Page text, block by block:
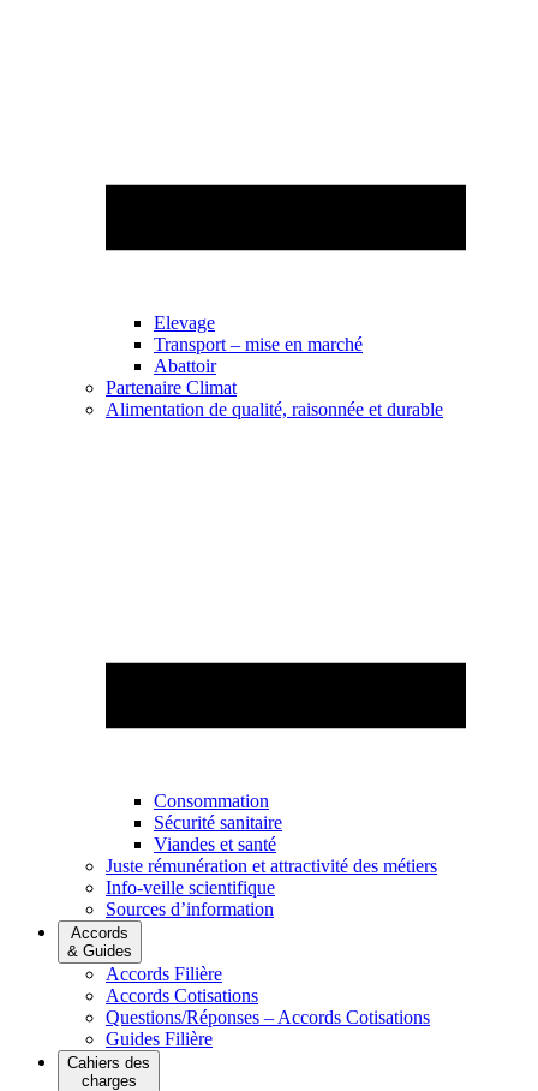
Elevage
Transport – mise en marché
Abattoir
Partenaire Climat
Alimentation de qualité, raisonnée et durable
Consommation
Sécurité sanitaire
Viandes et santé
Juste rémunération et attractivité des métiers
Info-veille scientifique
Sources d’information
Accords
& Guides
Accords Filière
Accords Cotisations
Questions/Réponses – Accords Cotisations
Guides Filière
Cahiers des
charges